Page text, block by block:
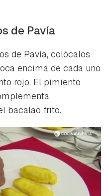
de Pavía
de Pavía, colócalos
encima de cada uno
rojo. El pimiento
bacalao frito.